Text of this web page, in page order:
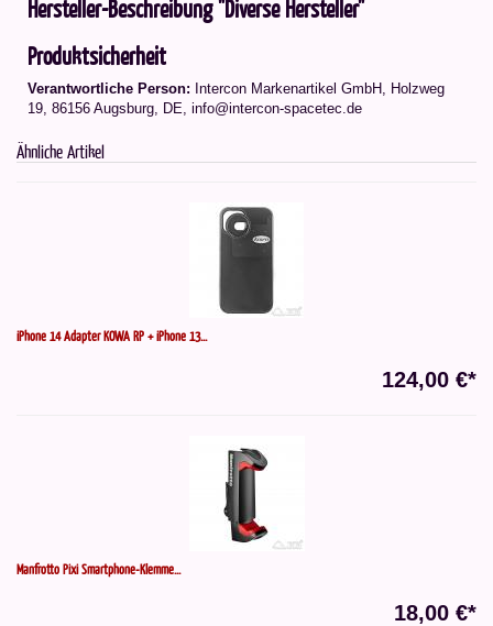
Hersteller-Beschreibung "Diverse Hersteller"
Produktsicherheit
Verantwortliche Person: Intercon Markenartikel GmbH, Holzweg
19, 86156 Augsburg, DE, info@intercon-spacetec.de
Ähnliche Artikel
iPhone 14 Adapter KOWA RP + iPhone 13...
124,00 €*
Manfrotto Pixi Smartphone-Klemme...
18,00 €*